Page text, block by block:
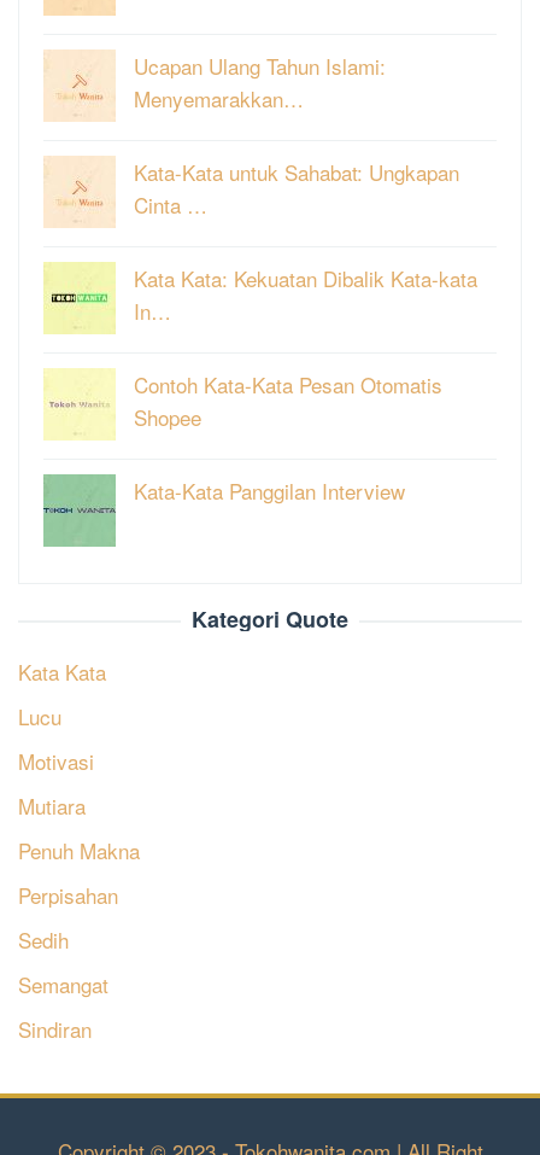
Ucapan Ulang Tahun Islami:
Menyemarakkan…
Kata-Kata untuk Sahabat: Ungkapan
Cinta …
Kata Kata: Kekuatan Dibalik Kata-kata
In…
Contoh Kata-Kata Pesan Otomatis
Shopee
Kata-Kata Panggilan Interview
Kategori Quote
Kata Kata
Lucu
Motivasi
Mutiara
Penuh Makna
Perpisahan
Sedih
Semangat
Sindiran